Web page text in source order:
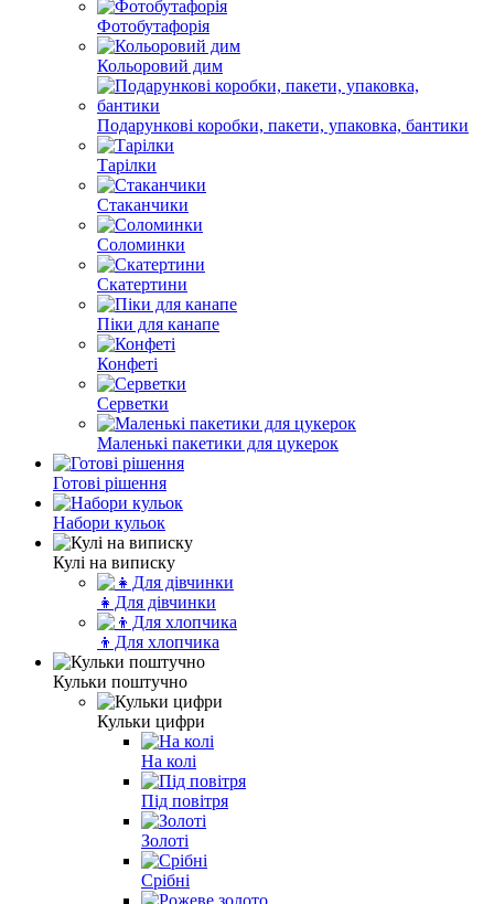
Фотобутафорія
Кольоровий дим
Подарункові коробки, пакети, упаковка, бантики
Тарілки
Стаканчики
Соломинки
Скатертини
Піки для канапе
Конфеті
Серветки
Маленькі пакетики для цукерок
Готові рішення
Набори кульок
Кулі на виписку
👧Для дівчинки
👦Для хлопчика
Кульки поштучно
Кульки цифри
На колі
Під повітря
Золоті
Срібні